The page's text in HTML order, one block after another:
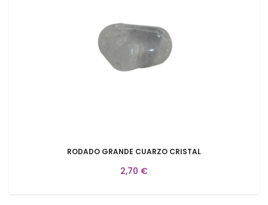
RODADO GRANDE CUARZO CRISTAL
2,70 €